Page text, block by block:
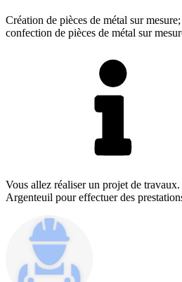
Création de pièces de métal sur
confection de pièces de métal sur
Vous allez réaliser un projet de
Argenteuil pour effectuer des